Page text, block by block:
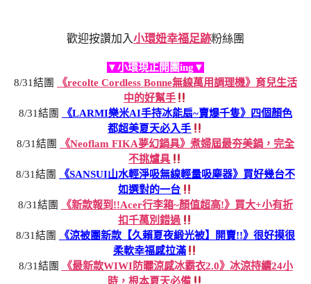
歡迎按讚加入小環妞幸福足跡粉絲團
▼小環現正開團ing▼
8/31結團
《recolte Cordless Bonne無線萬用調理機》育兒生活
中的好幫手
8/31結團
《LARMI樂米AI手持冰能扇~賣爆千隻》四個顏色
都超美夏天必入手
8/31結團
《Neoflam FIKA夢幻鍋具》煮婦屆最夯美鍋，完全
不挑爐具
8/31結團
《SANSUI山水輕淨吸無線輕量吸塵器》買好幾台不
如選對的一台
8/31結團
《新款報到!!Acer行李箱~顏值超高!》買大+小有折
扣千萬別錯過
8/31結團
《涼被團新款【久賴夏夜緞光被】開賣!!》很好摸很
柔軟幸福感拉滿
8/31結團
《最新款WIWI防曬涼感冰霸衣2.0》冰涼持續24小
時，根本夏天必備